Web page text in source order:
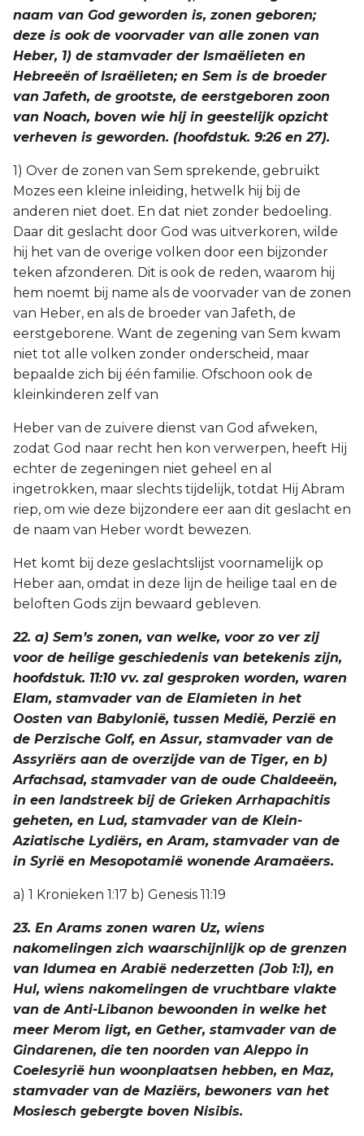
naam van God geworden is, zonen geboren;
deze is ook de voorvader van alle zonen van
Heber, 1) de stamvader der Ismaëlieten en
Hebreeën of Israëlieten; en Sem is de broeder
van Jafeth, de grootste, de eerstgeboren zoon
van Noach, boven wie hij in geestelijk opzicht
verheven is geworden. (hoofdstuk. 9:26 en 27).
1) Over de zonen van Sem sprekende, gebruikt
Mozes een kleine inleiding, hetwelk hij bij de
anderen niet doet. En dat niet zonder bedoeling.
Daar dit geslacht door God was uitverkoren, wilde
hij het van de overige volken door een bijzonder
teken afzonderen. Dit is ook de reden, waarom hij
hem noemt bij name als de voorvader van de zonen
van Heber, en als de broeder van Jafeth, de
eerstgeborene. Want de zegening van Sem kwam
niet tot alle volken zonder onderscheid, maar
bepaalde zich bij één familie. Ofschoon ook de
kleinkinderen zelf van
Heber van de zuivere dienst van God afweken,
zodat God naar recht hen kon verwerpen, heeft Hij
echter de zegeningen niet geheel en al
ingetrokken, maar slechts tijdelijk, totdat Hij Abram
riep, om wie deze bijzondere eer aan dit geslacht en
de naam van Heber wordt bewezen.
Het komt bij deze geslachtslijst voornamelijk op
Heber aan, omdat in deze lijn de heilige taal en de
beloften Gods zijn bewaard gebleven.
22. a) Sem’s zonen, van welke, voor zo ver zij
voor de heilige geschiedenis van betekenis zijn,
hoofdstuk. 11:10 vv. zal gesproken worden, waren
Elam, stamvader van de Elamieten in het
Oosten van Babylonië, tussen Medië, Perzië en
de Perzische Golf, en Assur, stamvader van de
Assyriërs aan de overzijde van de Tiger, en b)
Arfachsad, stamvader van de oude Chaldeeën,
in een landstreek bij de Grieken Arrhapachitis
geheten, en Lud, stamvader van de Klein-
Aziatische Lydiërs, en Aram, stamvader van de
in Syrië en Mesopotamië wonende Aramaëers.
a) 1 Kronieken 1:17 b) Genesis 11:19
23. En Arams zonen waren Uz, wiens
nakomelingen zich waarschijnlijk op de grenzen
van Idumea en Arabië nederzetten (Job 1:1), en
Hul, wiens nakomelingen de vruchtbare vlakte
van de Anti-Libanon bewoonden in welke het
meer Merom ligt, en Gether, stamvader van de
Gindarenen, die ten noorden van Aleppo in
Coelesyrië hun woonplaatsen hebben, en Maz,
stamvader van de Maziërs, bewoners van het
Mosiesch gebergte boven Nisibis.